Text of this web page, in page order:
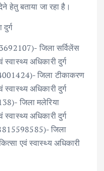
हेतु बताया जा रहा है।
जिला सर्विलेंस
अधिकारी दुर्ग
जिला टीकाकरण
अधिकारी दुर्ग
जिला मलेरिया
अधिकारी दुर्ग
8815598585)- जिला
एवं स्वास्थ्य अधिकारी